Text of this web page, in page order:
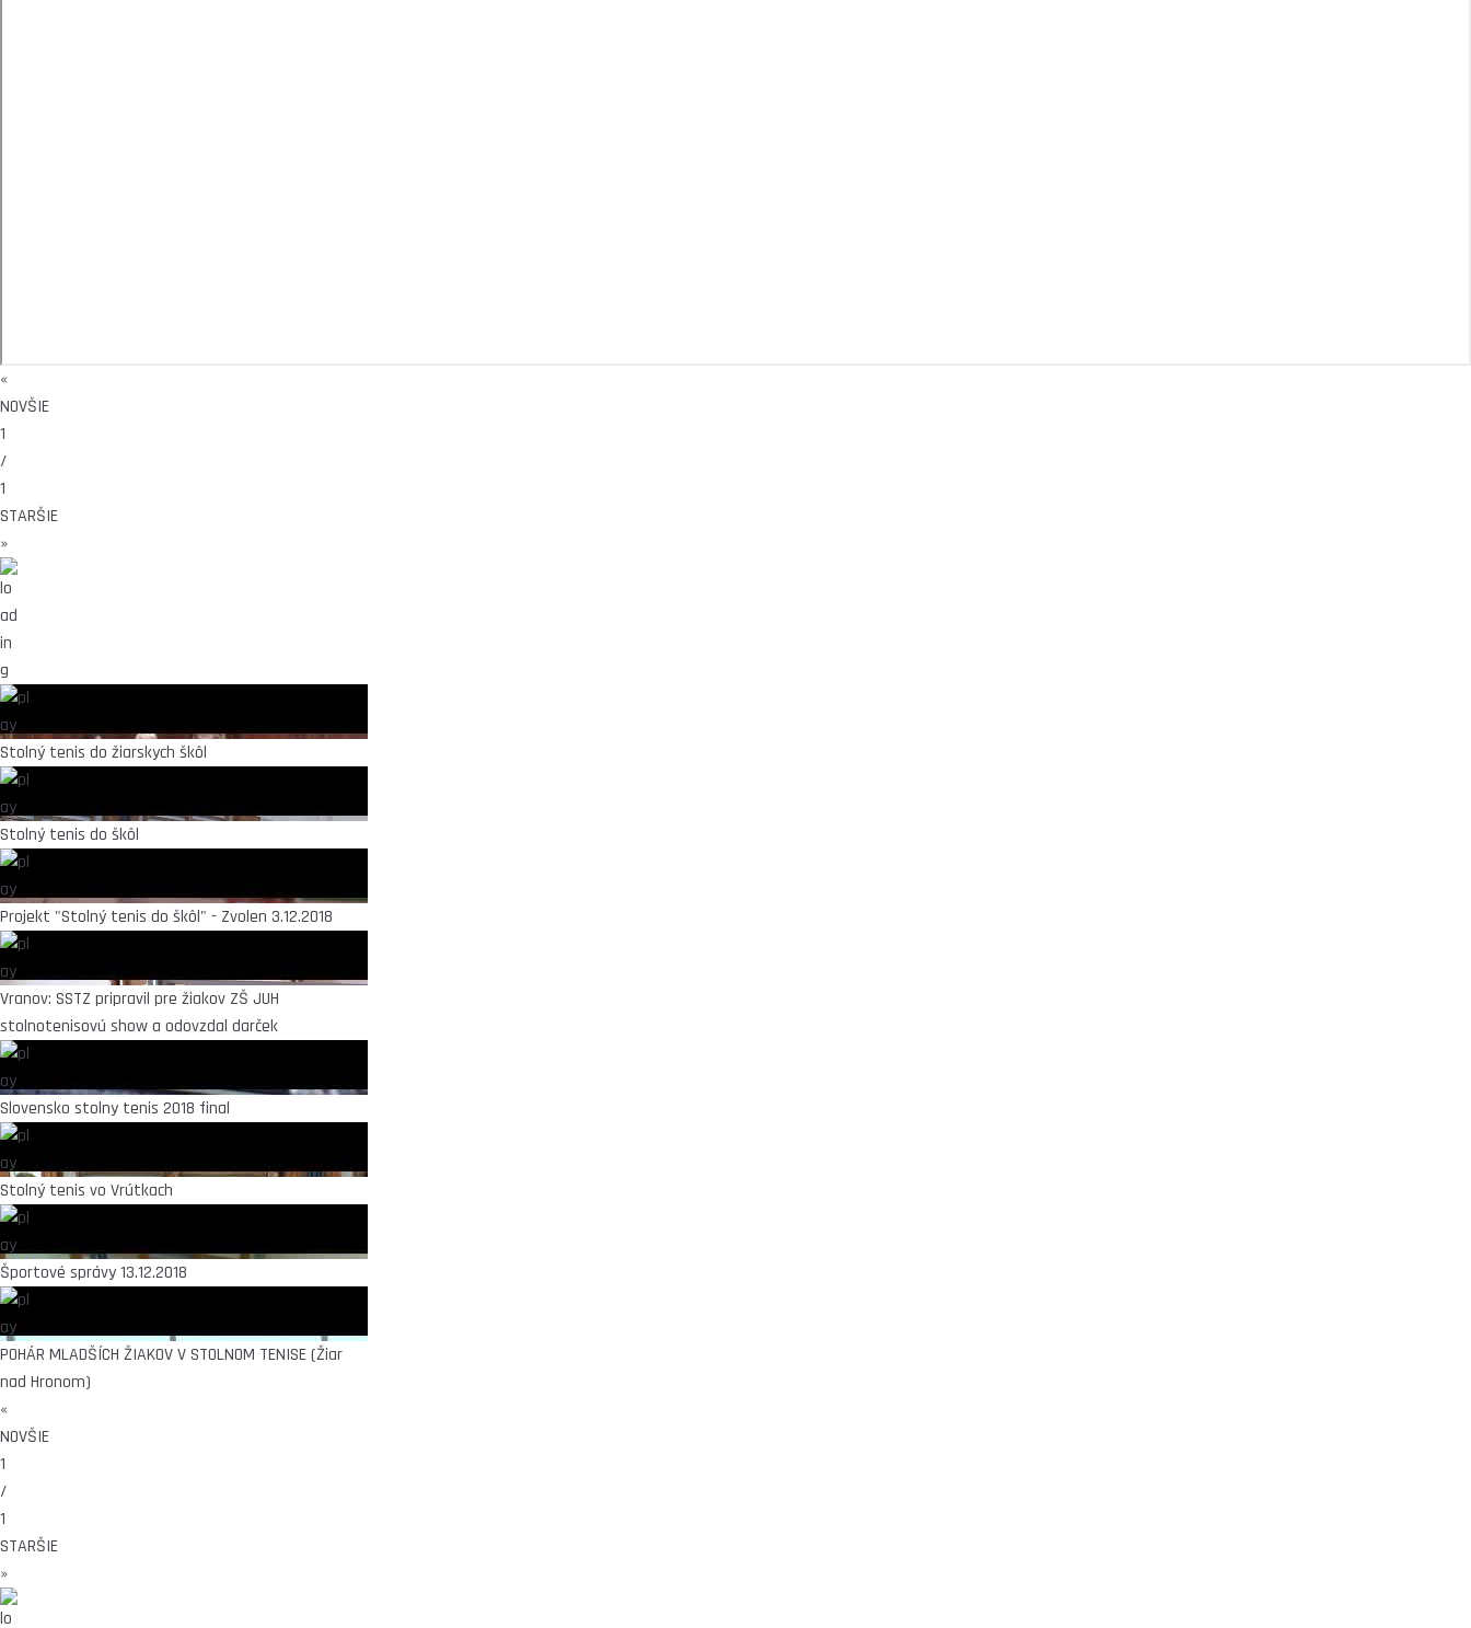
«
NOVŠIE
1
/
1
STARŠIE
»
Stolný tenis do žiarskych škôl
Stolný tenis do škôl
Projekt "Stolný tenis do škôl" - Zvolen 3.12.2018
Vranov: SSTZ pripravil pre žiakov ZŠ JUH
stolnotenisovú show a odovzdal darček
Slovensko stolny tenis 2018 final
Stolný tenis vo Vrútkach
Športové správy 13.12.2018
POHÁR MLADŠÍCH ŽIAKOV V STOLNOM TENISE (Žiar
nad Hronom)
«
NOVŠIE
1
/
1
STARŠIE
»